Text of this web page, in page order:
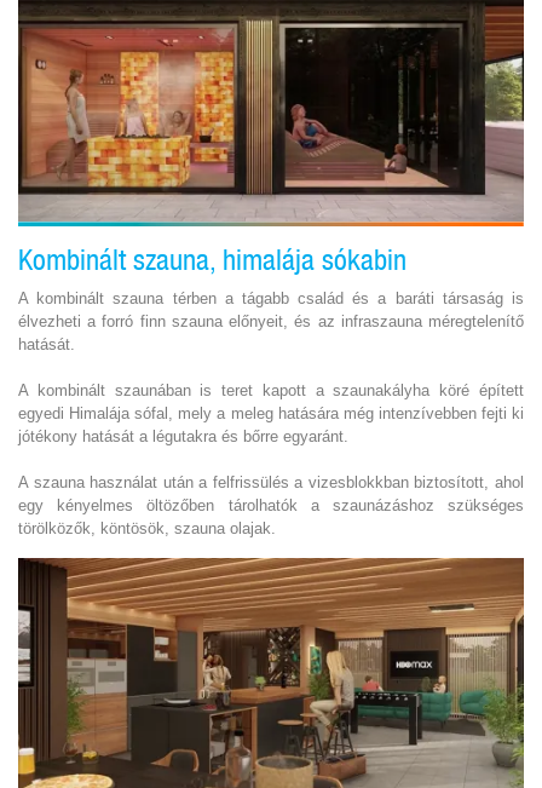
Kombinált szauna, himalája sókabin
A kombinált szauna térben a tágabb család és a baráti társaság is
élvezheti a forró finn szauna előnyeit, és az infraszauna méregtelenítő
hatását.
A kombinált szaunában is teret kapott a szaunakályha köré épített
egyedi Himalája sófal, mely a meleg hatására még intenzívebben fejti ki
jótékony hatását a légutakra és bőrre egyaránt.
A szauna használat után a felfrissülés a vizesblokkban biztosított, ahol
egy kényelmes öltözőben tárolhatók a szaunázáshoz szükséges
törölközők, köntösök, szauna olajak.